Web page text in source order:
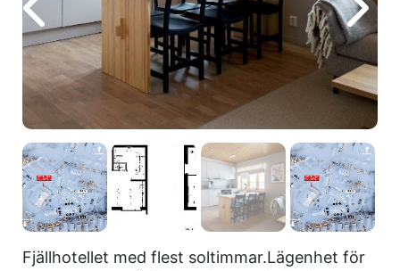
Fjällhotellet med flest soltimmar.Lägenhet för